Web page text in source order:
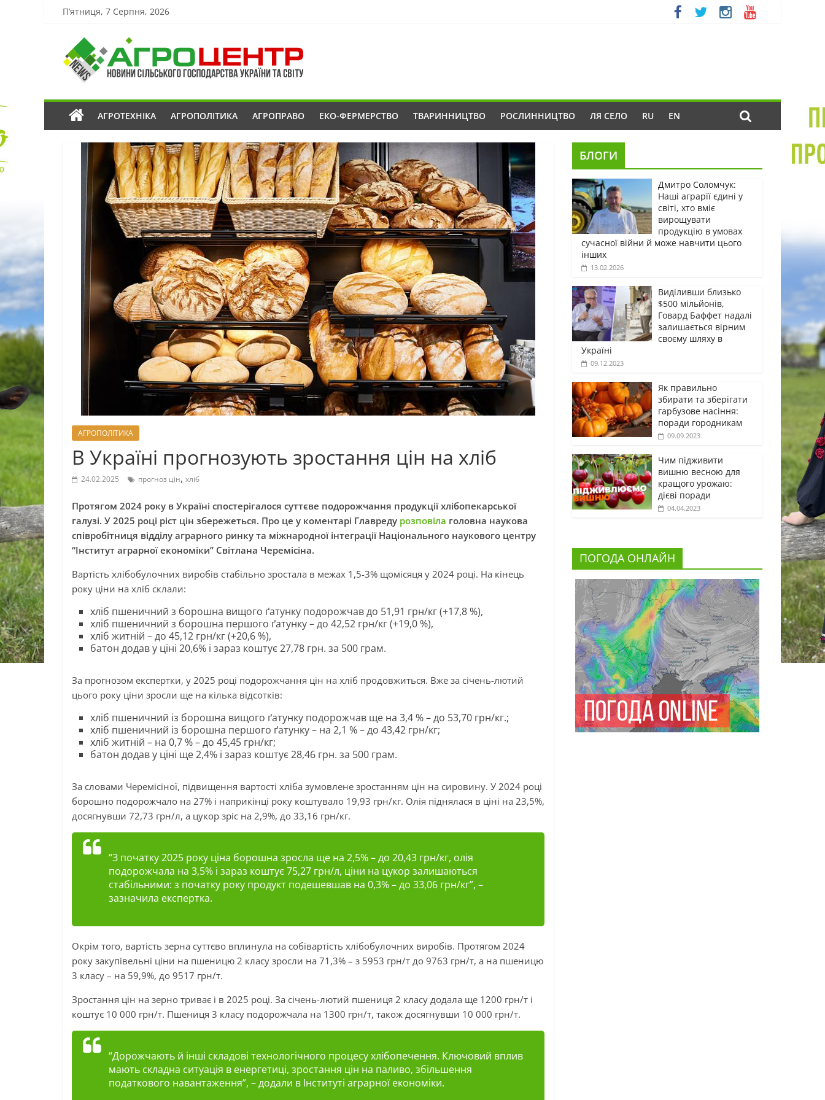
П’ятниця, 7 Серпня, 2026
АГРОТЕХНІКА АГРОПОЛІТИКА АГРОПРАВО ЕКО-ФЕРМЕРСТВО ТВАРИННИЦТВО РОСЛИННИЦТВО ЛЯ СЕЛО RU EN
АГРОПОЛІТИКА
В Україні прогнозують зростання цін на хліб
24.02.2025 прогноз цін, хліб
Протягом 2024 року в Україні спостерігалося суттєве подорожчання продукції хлібопекарської
галузі. У 2025 році ріст цін збережеться. Про це у коментарі Главреду розповіла головна наукова
співробітниця відділу аграрного ринку та міжнародної інтеграції Національного наукового центру
“Інститут аграрної економіки” Світлана Черемісіна.
Вартість хлібобулочних виробів стабільно зростала в межах 1,5-3% щомісяця у 2024 році. На кінець
року ціни на хліб склали:
хліб пшеничний з борошна вищого ґатунку подорожчав до 51,91 грн/кг (+17,8 %),
хліб пшеничний з борошна першого ґатунку – до 42,52 грн/кг (+19,0 %),
хліб житній – до 45,12 грн/кг (+20,6 %),
батон додав у ціні 20,6% і зараз коштує 27,78 грн. за 500 грам.
За прогнозом експертки, у 2025 році подорожчання цін на хліб продовжиться. Вже за січень-лютий
цього року ціни зросли ще на кілька відсотків:
хліб пшеничний із борошна вищого ґатунку подорожчав ще на 3,4 % – до 53,70 грн/кг.;
хліб пшеничний із борошна першого ґатунку – на 2,1 % – до 43,42 грн/кг;
хліб житній – на 0,7 % – до 45,45 грн/кг;
батон додав у ціні ще 2,4% і зараз коштує 28,46 грн. за 500 грам.
За словами Черемісіної, підвищення вартості хліба зумовлене зростанням цін на сировину. У 2024 році
борошно подорожчало на 27% і наприкінці року коштувало 19,93 грн/кг. Олія піднялася в ціні на 23,5%,
досягнувши 72,73 грн/л, а цукор зріс на 2,9%, до 33,16 грн/кг.
“З початку 2025 року ціна борошна зросла ще на 2,5% – до 20,43 грн/кг, олія
подорожчала на 3,5% і зараз коштує 75,27 грн/л, ціни на цукор залишаються
стабільними: з початку року продукт подешевшав на 0,3% – до 33,06 грн/кг”, –
зазначила експертка.
Окрім того, вартість зерна суттєво вплинула на собівартість хлібобулочних виробів. Протягом 2024
року закупівельні ціни на пшеницю 2 класу зросли на 71,3% – з 5953 грн/т до 9763 грн/т, а на пшеницю
3 класу – на 59,9%, до 9517 грн/т.
Зростання цін на зерно триває і в 2025 році. За січень-лютий пшениця 2 класу додала ще 1200 грн/т і
коштує 10 000 грн/т. Пшениця 3 класу подорожчала на 1300 грн/т, також досягнувши 10 000 грн/т.
“Дорожчають й інші складові технологічного процесу хлібопечення. Ключовий вплив
мають складна ситуація в енергетиці, зростання цін на паливо, збільшення
податкового навантаження”, – додали в Інституті аграрної економіки.
БЛОГИ
Дмитро Соломчук:
Наші аграрії єдині у
світі, хто вміє
вирощувати
продукцію в умовах
сучасної війни й може навчити цього
інших
13.02.2026
Виділивши близько
$500 мільйонів,
Говард Баффет надалі
залишається вірним
своєму шляху в
Україні
09.12.2023
Як правильно
збирати та зберігати
гарбузове насіння:
поради городникам
09.09.2023
Чим підживити
вишню весною для
кращого урожаю:
дієві поради
04.04.2023
ПОГОДА ОНЛАЙН